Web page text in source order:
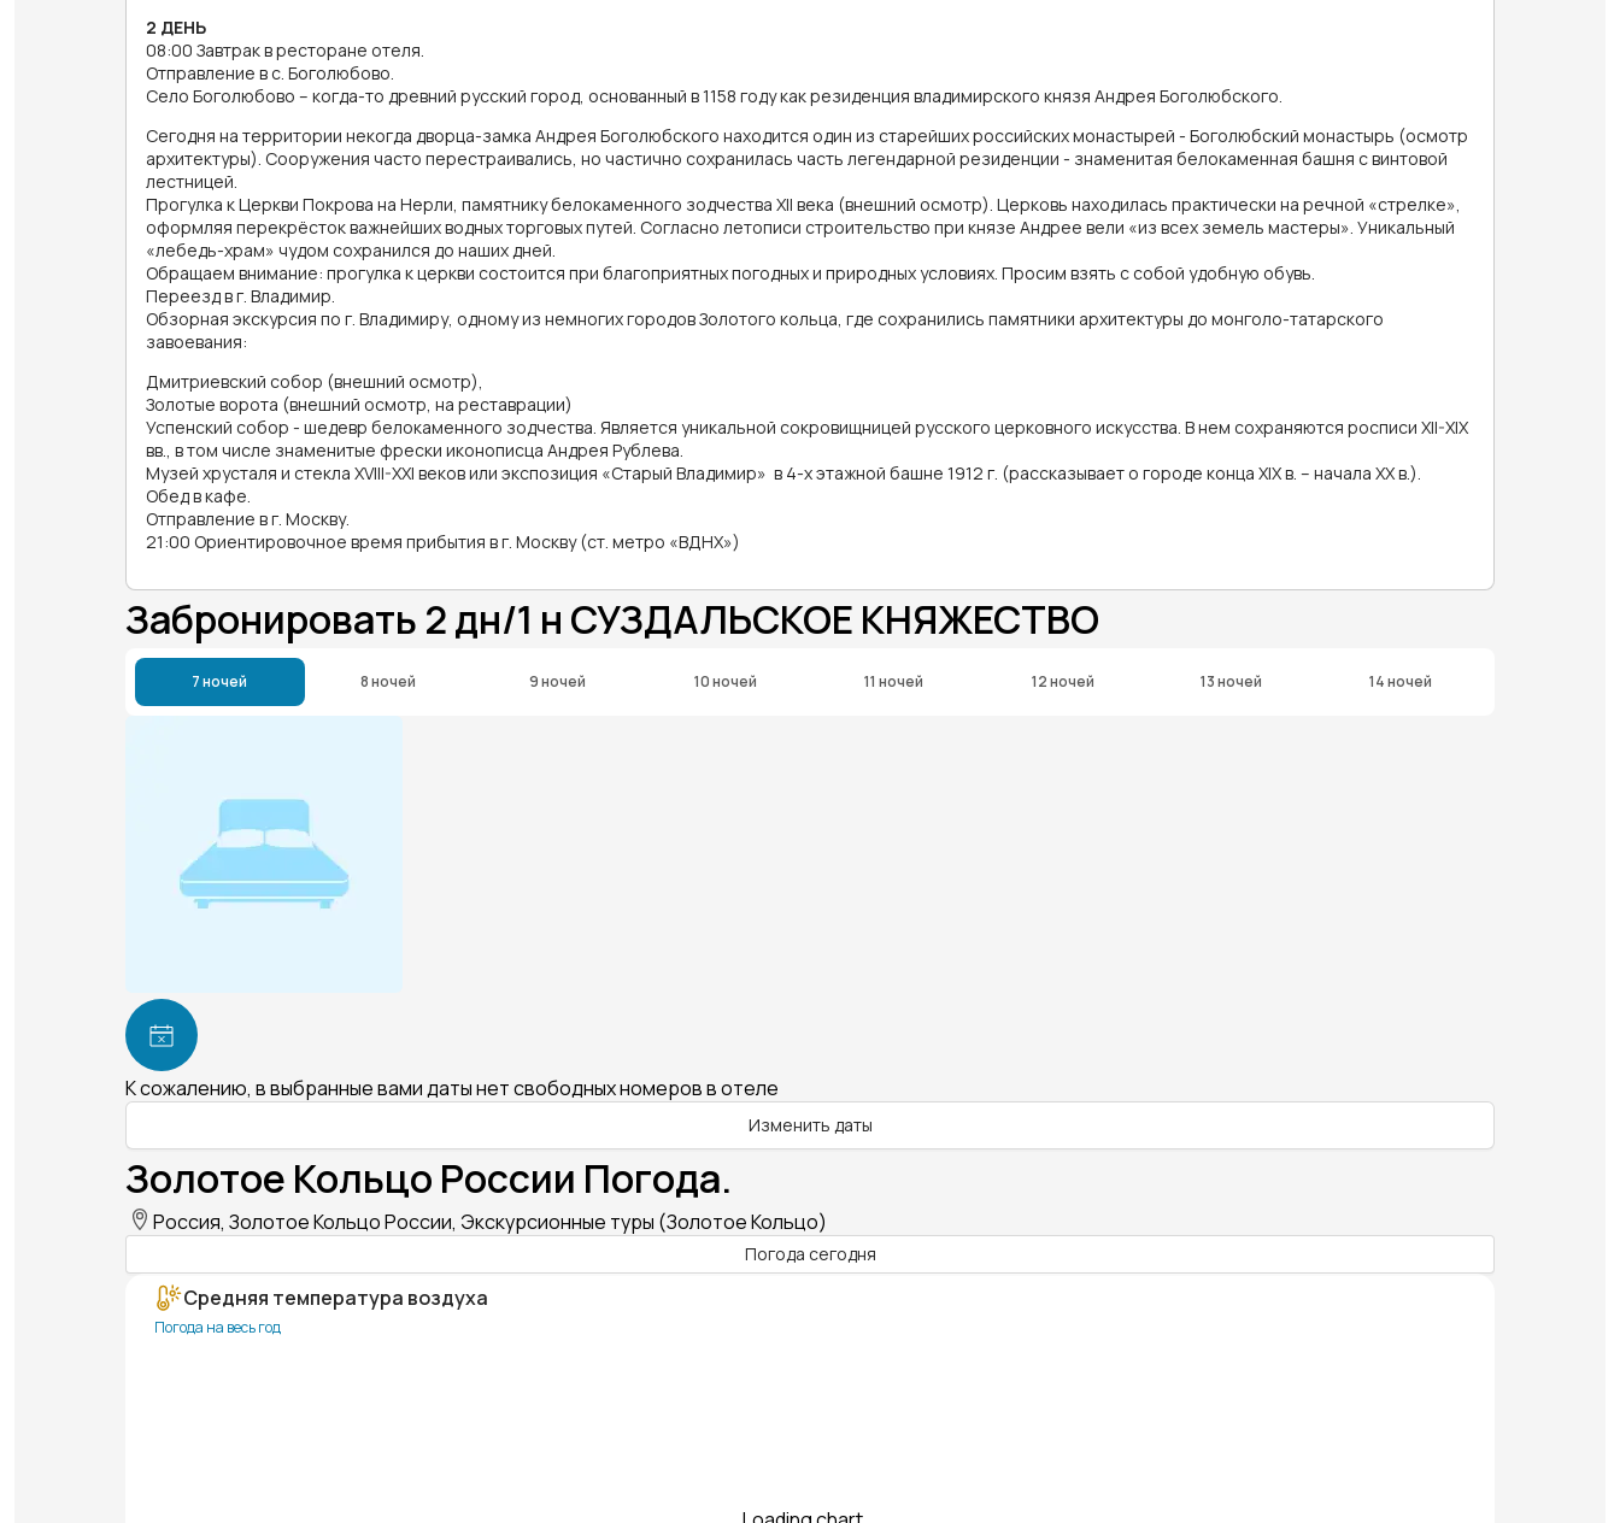
2 ДЕНЬ
08:00 Завтрак в ресторане отеля.
Отправление в с. Боголюбово.
Cело Боголюбово – когда-то древний русский город, основанный в 1158 году как резиденция владимирского князя Андрея Боголюбского.
Сегодня на территории некогда дворца-замка Андрея Боголюбского находится один из старейших российских монастырей - Боголюбский монастырь (осмотр
архитектуры). Сооружения часто перестраивались, но частично сохранилась часть легендарной резиденции - знаменитая белокаменная башня с винтовой
лестницей.
Прогулка к Церкви Покрова на Нерли, памятнику белокаменного зодчества XII века (внешний осмотр). Церковь находилась практически на речной «стрелке»,
оформляя перекрёсток важнейших водных торговых путей. Согласно летописи строительство при князе Андрее вели «из всех земель мастеры». Уникальный
«лебедь-храм» чудом сохранился до наших дней.
Обращаем внимание: прогулка к церкви состоится при благоприятных погодных и природных условиях. Просим взять с собой удобную обувь.
Переезд в г. Владимир.
Обзорная экскурсия по г. Владимиру, одному из немногих городов Золотого кольца, где сохранились памятники архитектуры до монголо-татарского
завоевания:
Дмитриевский собор (внешний осмотр),
Золотые ворота (внешний осмотр, на реставрации)
Успенский собор - шедевр белокаменного зодчества. Является уникальной сокровищницей русского церковного искусства. В нем сохраняются росписи XII-XIX
вв., в том числе знаменитые фрески иконописца Андрея Рублева.
Музей хрусталя и стекла XVIII-XXI веков или экспозиция «Старый Владимир» в 4-х этажной башне 1912 г. (рассказывает о городе конца XIX в. – начала XX в.).
Обед в кафе.
Отправление в г. Москву.
21:00 Ориентировочное время прибытия в г. Москву (ст. метро «ВДНХ»)
Забронировать 2 дн/1 н СУЗДАЛЬСКОЕ КНЯЖЕСТВО
7 ночей 8 ночей 9 ночей 10 ночей 11 ночей 12 ночей 13 ночей 14 ночей
К сожалению, в выбранные вами даты нет свободных номеров в отеле
Изменить даты
Золотое Кольцо России Погода.
Россия, Золотое Кольцо России, Экскурсионные туры (Золотое Кольцо)
Погода сегодня
Средняя температура воздуха
Погода на весь год